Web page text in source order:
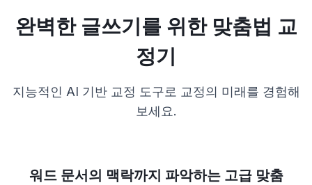
완벽한 글쓰기를 위한 맞춤법 교
정기
지능적인 AI 기반 교정 도구로 교정의 미래를 경험해
보세요.
워드 문서의 맥락까지 파악하는 고급 맞춤